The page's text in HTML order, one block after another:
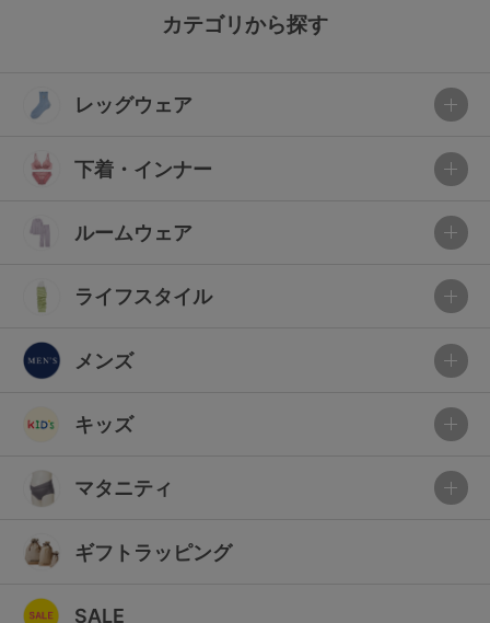
カテゴリから探す
レッグウェア
下着・インナー
ルームウェア
ライフスタイル
メンズ
キッズ
マタニティ
ギフトラッピング
SALE